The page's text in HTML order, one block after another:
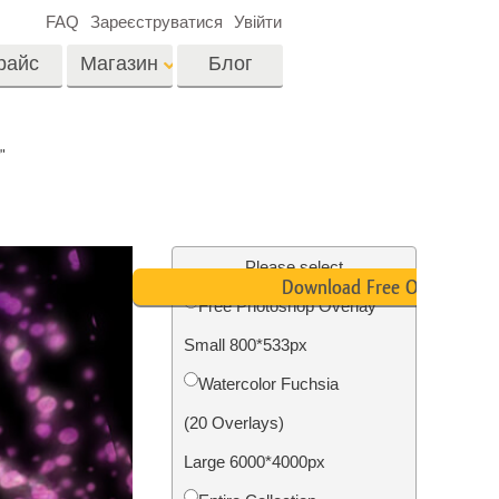
фотографій нерухомості
Реставрація фото
Магазин
Професійні відео
оверлейси
Блог
FAQ Зареєструватися Увійти
Please select
Free Photoshop Overlay
Small 800*533px
Watercolor Fuchsia
(20 Overlays)
Large 6000*4000px
Download Free Overlay